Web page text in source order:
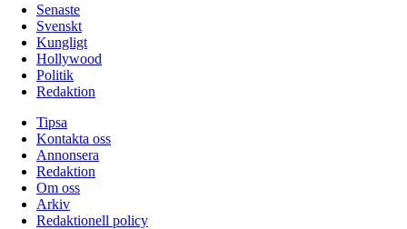
Senaste
Svenskt
Kungligt
Hollywood
Politik
Redaktion
Tipsa
Kontakta oss
Annonsera
Redaktion
Om oss
Arkiv
Redaktionell policy